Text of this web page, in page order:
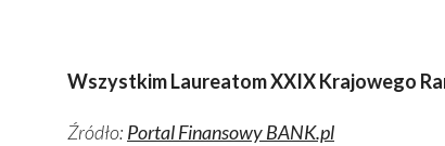
Wszystkim Laureatom XXIX Krajowego
Źródło: Portal Finansowy BANK.pl